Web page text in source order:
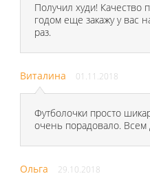
Получил худи!
годом еще закажу у вас
раз.
Виталина 01.11.2018
Футболочки просто
очень порадовало. Всем
Ольга 29.10.2018